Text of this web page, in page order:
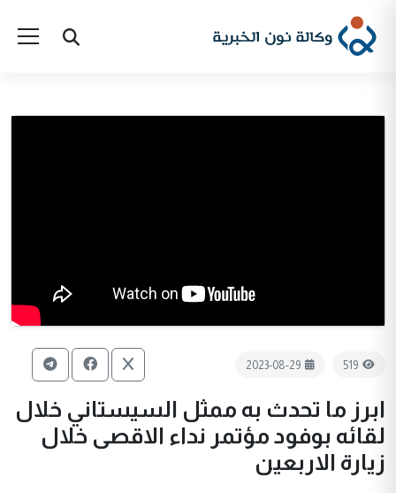
519
2023-08-29
ابرز ما تحدث به ممثل السيستاني خلال
لقائه بوفود مؤتمر نداء الاقصى خلال
زيارة الاربعين